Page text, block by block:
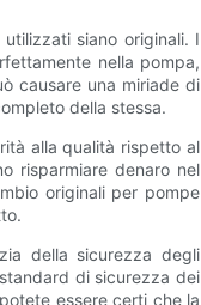
siano originali. I
nella pompa,
causare una miriade di
della stessa.
alla qualità rispetto al
risparmiare denaro nel
originali per pompe
della sicurezza degli
di sicurezza dei
essere certi che la